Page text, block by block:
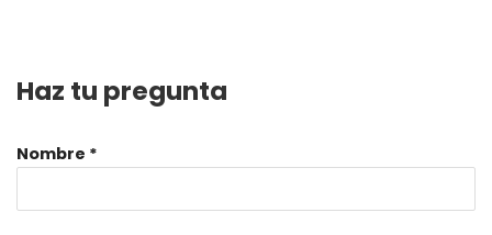
Haz tu pregunta
Nombre *